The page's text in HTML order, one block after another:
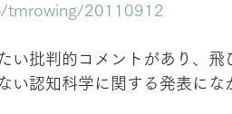
tmrowing/20110912
い批判的コメントがあり、
い認知科学に関する発表に